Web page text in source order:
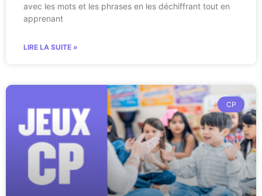
avec les mots et les phrases en les déchiffrant tout en
apprenant
LIRE LA SUITE »
CP